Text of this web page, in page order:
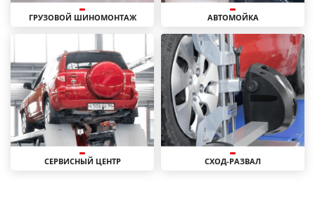
ГРУЗОВОЙ ШИНОМОНТАЖ АВТОМОЙКА
СЕРВИСНЫЙ ЦЕНТР СХОД-РАЗВАЛ